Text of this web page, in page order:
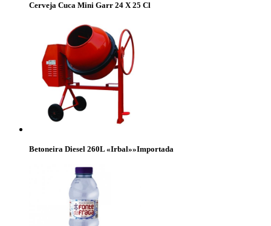
Cerveja Cuca Mini Garr 24 X 25 Cl
Betoneira Diesel 260L «Irbal»»Importada